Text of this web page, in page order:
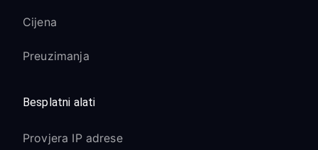
Cijena
Preuzimanja
Besplatni alati
Provjera IP adrese